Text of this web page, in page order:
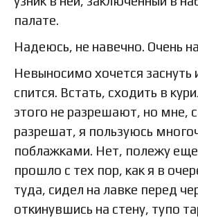
палате.
Надеюсь, не навечно. Очень
Невыносимо хочется заснуть
спится. Встать, сходить в
этого не разрешают, но мне,
разрешат, я пользуюсь
поблажками. Нет, полежу еще
прошло с тех пор, как я в
туда, сидел на лавке перед
откинувшись на стену, тупо